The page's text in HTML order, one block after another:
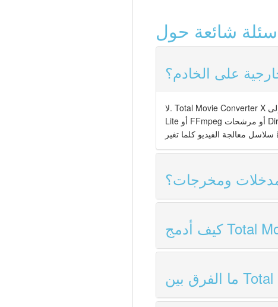
على الخادم؟
لا. Total Movie Converter X مكتفٍ ذاتياً بالكامل ويفك ويرمز جميع صيغ الفيديو المدعومة بنفسه. لست بحاجة إلى K-
Lite أو FFmpeg أو مرشحات DirectShow أو أي حزم ترميز خارجية على خادم التحويل. هذا يجنبك دوامة تحديثات
ومخرجات؟